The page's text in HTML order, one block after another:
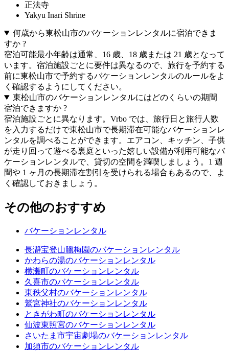
正法寺
Yakyu Inari Shrine
何歳から東松山市のバケーションレンタルに宿泊できま
すか ?
宿泊可能最小年齢は通常、16 歳、18 歳または 21 歳となって
います。宿泊施設ごとに要件は異なるので、旅行を予約する
前に東松山市で予約するバケーションレンタルのルールをよ
く確認するようにしてください。
東松山市のバケーションレンタルにはどのくらいの期間
宿泊できますか ?
宿泊施設ごとに異なります。Vrbo では、旅行日と旅行人数
を入力するだけで東松山市で長期滞在可能なバケーションレ
ンタルを調べることができます。エアコン、キッチン、子供
が走り回って遊べる裏庭といった嬉しい設備が利用可能なバ
ケーションレンタルで、貸切の空間を満喫しましょう。1 週
間や 1 ヶ月の長期滞在割引を受けられる場合もあるので、よ
く確認しておきましょう。
その他のおすすめ
バケーションレンタル
長瀞宝登山臘梅園のバケーションレンタル
かわらの湯のバケーションレンタル
横瀬町のバケーションレンタル
久喜市のバケーションレンタル
東秩父村のバケーションレンタル
鷲宮神社のバケーションレンタル
ときがわ町のバケーションレンタル
仙波東照宮のバケーションレンタル
さいたま市宇宙劇場のバケーションレンタル
加須市のバケーションレンタル